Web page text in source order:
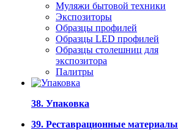
Муляжи бытовой техники
Экспозиторы
Образцы профилей
Образцы LED профилей
Образцы столешниц для
экспозитора
Палитры
38. Упаковка
39. Реставрационные материалы